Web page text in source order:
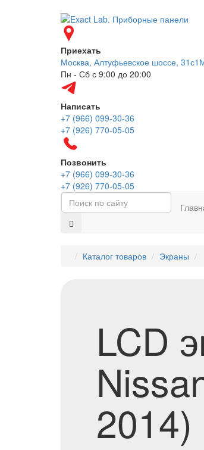
Приехать
Москва, Алтуфьевское шоссе, 31с1
Пн - Сб с 9:00 до 20:00
Написать
+7 (966) 099-30-36
+7 (926) 770-05-05
Позвонить
+7 (966) 099-30-36
+7 (926) 770-05-05
Каталог товаров Экраны
LCD